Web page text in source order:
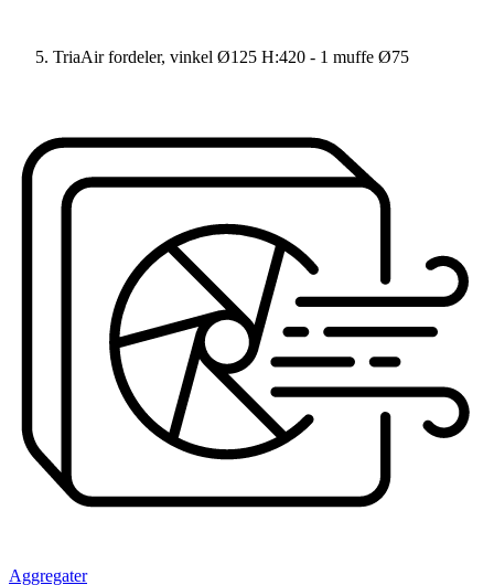
TriaAir fordeler, vinkel Ø125 H:420 - 1 muffe Ø75
Aggregater